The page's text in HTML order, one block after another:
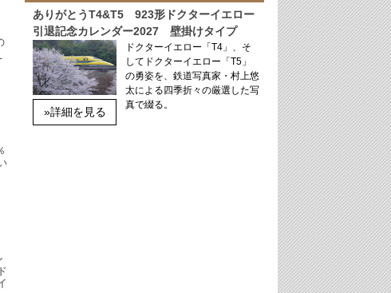
ありがとうT4&T5 923形ドクターイエロー
引退記念カレンダー2027 壁掛けタイプ
»詳細を見る
ドクターイエロー「T4」、そ
してドクターイエロー「T5」
の勇姿を、鉄道写真家・村上悠
太による四季折々の厳選した写
真で綴る。